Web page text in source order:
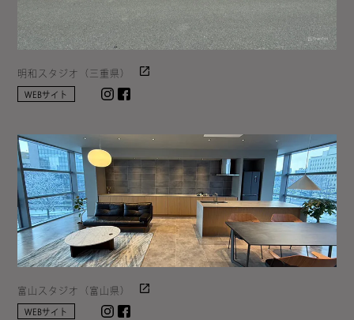
明和スタジオ（三重県）
WEBサイト Instagram
富山スタジオ（富山県）
WEBサイト Instagram